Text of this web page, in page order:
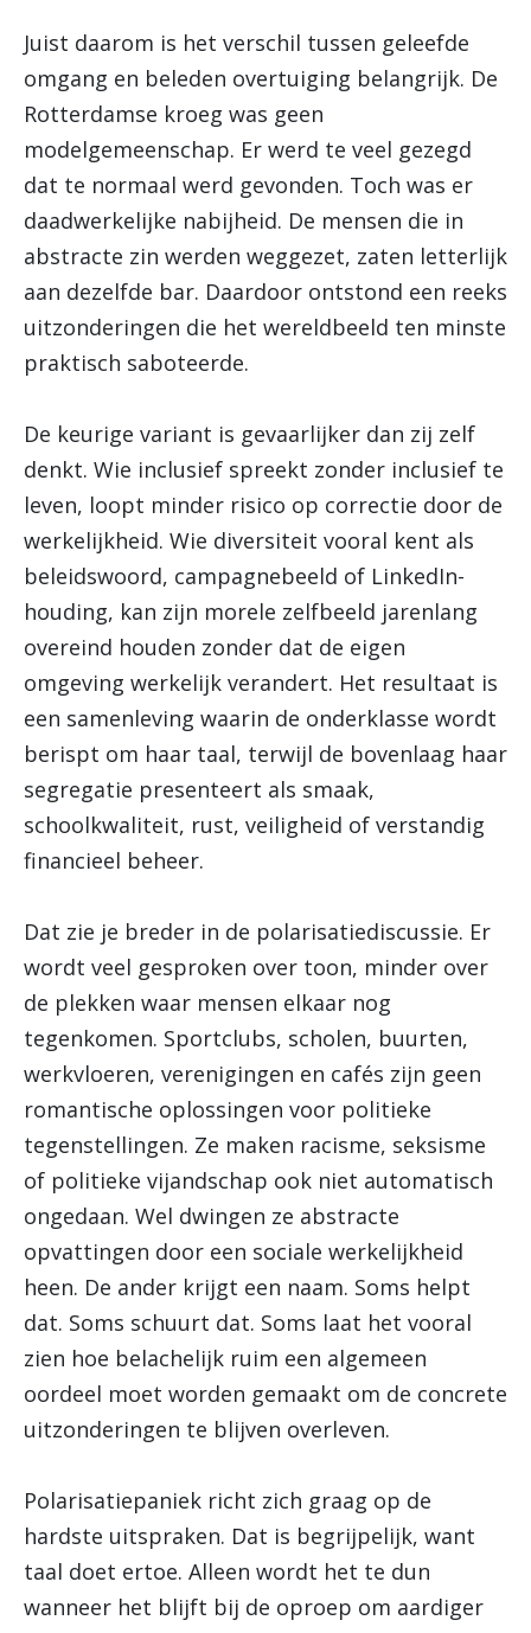
Juist daarom is het verschil tussen geleefde
omgang en beleden overtuiging belangrijk. De
Rotterdamse kroeg was geen
modelgemeenschap. Er werd te veel gezegd
dat te normaal werd gevonden. Toch was er
daadwerkelijke nabijheid. De mensen die in
abstracte zin werden weggezet, zaten letterlijk
aan dezelfde bar. Daardoor ontstond een reeks
uitzonderingen die het wereldbeeld ten minste
praktisch saboteerde.
De keurige variant is gevaarlijker dan zij zelf
denkt. Wie inclusief spreekt zonder inclusief te
leven, loopt minder risico op correctie door de
werkelijkheid. Wie diversiteit vooral kent als
beleidswoord, campagnebeeld of LinkedIn-
houding, kan zijn morele zelfbeeld jarenlang
overeind houden zonder dat de eigen
omgeving werkelijk verandert. Het resultaat is
een samenleving waarin de onderklasse wordt
berispt om haar taal, terwijl de bovenlaag haar
segregatie presenteert als smaak,
schoolkwaliteit, rust, veiligheid of verstandig
financieel beheer.
Dat zie je breder in de polarisatiediscussie. Er
wordt veel gesproken over toon, minder over
de plekken waar mensen elkaar nog
tegenkomen. Sportclubs, scholen, buurten,
werkvloeren, verenigingen en cafés zijn geen
romantische oplossingen voor politieke
tegenstellingen. Ze maken racisme, seksisme
of politieke vijandschap ook niet automatisch
ongedaan. Wel dwingen ze abstracte
opvattingen door een sociale werkelijkheid
heen. De ander krijgt een naam. Soms helpt
dat. Soms schuurt dat. Soms laat het vooral
zien hoe belachelijk ruim een algemeen
oordeel moet worden gemaakt om de concrete
uitzonderingen te blijven overleven.
Polarisatiepaniek richt zich graag op de
hardste uitspraken. Dat is begrijpelijk, want
taal doet ertoe. Alleen wordt het te dun
wanneer het blijft bij de oproep om aardiger